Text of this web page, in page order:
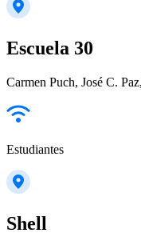
Escuela 30
Carmen Puch, José C.
Estudiantes
Shell